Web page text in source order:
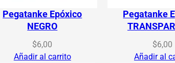
Pegatanke Epóxico
NEGRO
$6,00
Añadir al carrito
Pegatanke
$6,00
Añadir al